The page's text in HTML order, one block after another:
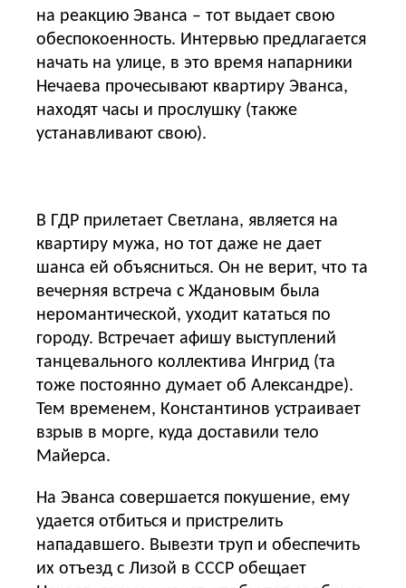
на реакцию Эванса – тот выдает свою
обеспокоенность. Интервью предлагается
начать на улице, в это время напарники
Нечаева прочесывают квартиру Эванса,
находят часы и прослушку (также
устанавливают свою).
В ГДР прилетает Светлана, является на
квартиру мужа, но тот даже не дает
шанса ей объясниться. Он не верит, что та
вечерняя встреча с Ждановым была
неромантической, уходит кататься по
городу. Встречает афишу выступлений
танцевального коллектива Ингрид (та
тоже постоянно думает об Александре).
Тем временем, Константинов устраивает
взрыв в морге, куда доставили тело
Майерса.
На Эванса совершается покушение, ему
удается отбиться и пристрелить
нападавшего. Вывезти труп и обеспечить
их отъезд с Лизой в СССР обещает